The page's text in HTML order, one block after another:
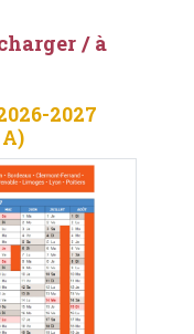
/ à
2027